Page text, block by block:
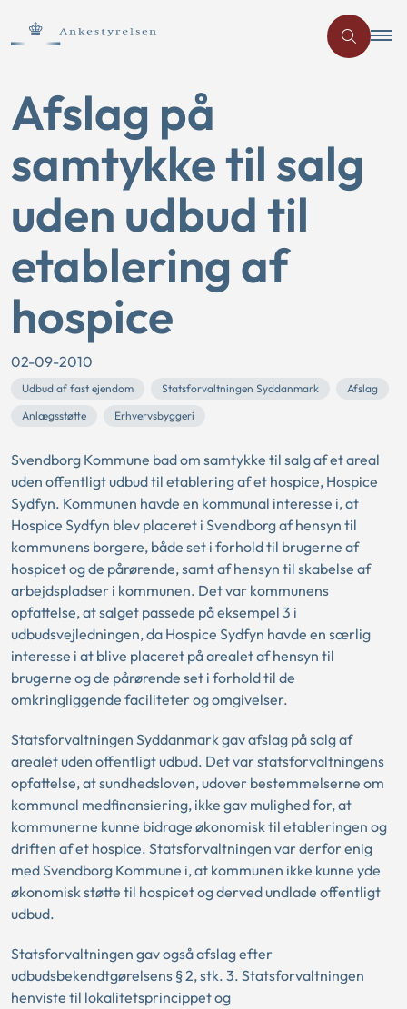
Afslag på
samtykke til salg
uden udbud til
etablering af
hospice
02-09-2010
Udbud af fast ejendom Statsforvaltningen Syddanmark
Afslag
Anlægsstøtte
Erhvervsbyggeri
Svendborg Kommune bad om samtykke til salg af et areal
uden offentligt udbud til etablering af et hospice, Hospice
Sydfyn. Kommunen havde en kommunal interesse i, at
Hospice Sydfyn blev placeret i Svendborg af hensyn til
kommunens borgere, både set i forhold til brugerne af
hospicet og de pårørende, samt af hensyn til skabelse af
arbejdspladser i kommunen. Det var kommunens
opfattelse, at salget passede på eksempel 3 i
udbudsvejledningen, da Hospice Sydfyn havde en særlig
interesse i at blive placeret på arealet af hensyn til
brugerne og de pårørende set i forhold til de
omkringliggende faciliteter og omgivelser.
Statsforvaltningen Syddanmark gav afslag på salg af
arealet uden offentligt udbud. Det var statsforvaltningens
opfattelse, at sundhedsloven, udover bestemmelserne om
kommunal medfinansiering, ikke gav mulighed for, at
kommunerne kunne bidrage økonomisk til etableringen og
driften af et hospice. Statsforvaltningen var derfor enig
med Svendborg Kommune i, at kommunen ikke kunne yde
økonomisk støtte til hospicet og derved undlade offentligt
udbud.
Statsforvaltningen gav også afslag efter
udbudsbekendtgørelsens § 2, stk. 3. Statsforvaltningen
henviste til lokalitetsprincippet og